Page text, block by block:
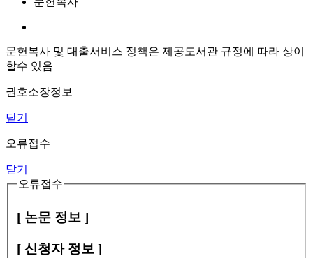
문헌복사 및 대출서비스 정책은 제공도서관 규정에 따라 상이
할수 있음
권호소장정보
닫기
오류접수
닫기
오류접수
[ 논문 정보 ]
[ 신청자 정보 ]